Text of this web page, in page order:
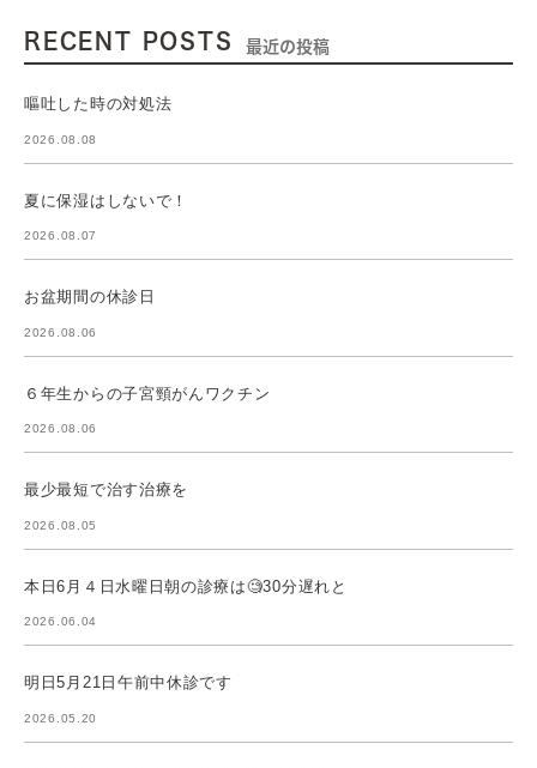
RECENT POSTS 最近の投稿
嘔吐した時の対処法
2026.08.08
夏に保湿はしないで！
2026.08.07
お盆期間の休診日
2026.08.06
６年生からの子宮頸がんワクチン
2026.08.06
最少最短で治す治療を
2026.08.05
本日6月４日水曜日朝の診療は🧐30分遅れと
2026.06.04
明日5月21日午前中休診です
2026.05.20